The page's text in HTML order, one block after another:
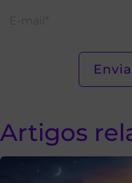
Artigos